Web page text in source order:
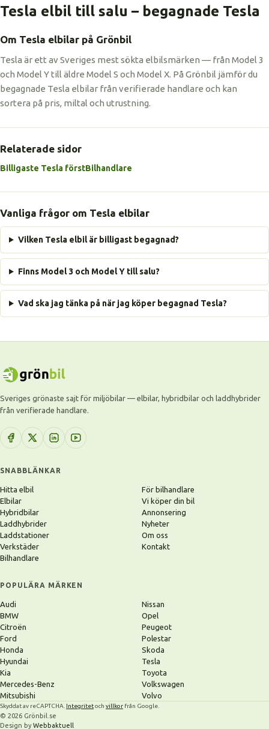
Tesla elbil till salu – begagnade Tesla
Om Tesla elbilar på Grönbil
Tesla är ett av Sveriges mest sökta elbilsmärken — från Model 3
och Model Y till äldre Model S och Model X. På Grönbil jämför du
begagnade Tesla elbilar från verifierade handlare och kan
sortera på pris, miltal och utrustning.
Relaterade sidor
Billigaste Tesla förstBilhandlare
Vanliga frågor om Tesla elbilar
Vilken Tesla elbil är billigast begagnad?
Finns Model 3 och Model Y till salu?
Vad ska jag tänka på när jag köper begagnad Tesla?
Sveriges grönaste sajt för miljöbilar — elbilar, hybridbilar och laddhybrider
från verifierade handlare.
SNABBLÄNKAR
Hitta elbil
Elbilar
Hybridbilar
Laddhybrider
Laddstationer
Verkstäder
Bilhandlare
För bilhandlare
Vi köper din bil
Annonsering
Nyheter
Om oss
Kontakt
POPULÄRA MÄRKEN
Audi
BMW
Citroën
Ford
Honda
Hyundai
Kia
Mercedes-Benz
Mitsubishi
Nissan
Opel
Peugeot
Polestar
Skoda
Tesla
Toyota
Volkswagen
Volvo
Skyddat av reCAPTCHA. Integritetoch villkor från Google.
© 2026 Grönbil.se
Design by Webbaktuell